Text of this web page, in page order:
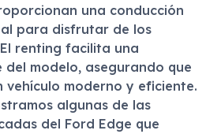
una conducción
para disfrutar de los
renting facilita una
modelo, asegurando que
vehículo moderno y eficiente.
algunas de las
del Ford Edge que